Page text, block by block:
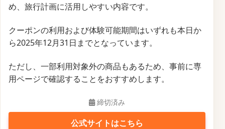
め、旅行計画に活用しやすい内容です。
クーポンの利用および体験可能期間はいずれも本日か
ら2025年12月31日までとなっています。
ただし、一部利用対象外の商品もあるため、事前に専
用ページで確認することをおすすめします。
締切済み
公式サイトはこちら